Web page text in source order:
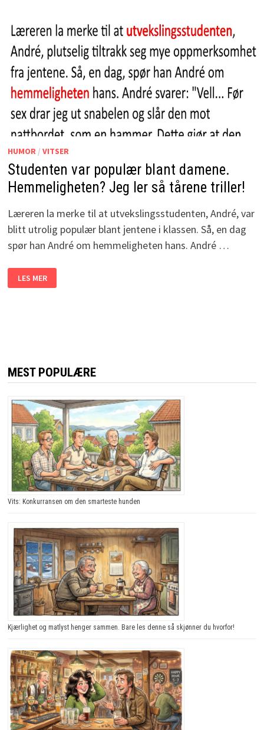
HUMOR/ VITSER
Studenten var populær blant damene.
Hemmeligheten? Jeg ler så tårene triller!
Læreren la merke til at utvekslingsstudenten, André, var
blitt utrolig populær blant jentene i klassen. Så, en dag
spør han André om hemmeligheten hans. André …
STUDENTEN
VAR
POPULÆR
LES MER
MEST POPULÆRE
Vits: Konkurransen om den smarteste hunden
Kjærlighet og matlyst henger sammen. Bare les denne så skjønner du hvorfor!